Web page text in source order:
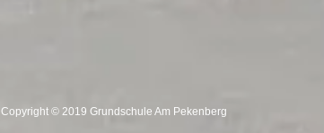
Copyright © 2019 Grundschule Am Pekenberg